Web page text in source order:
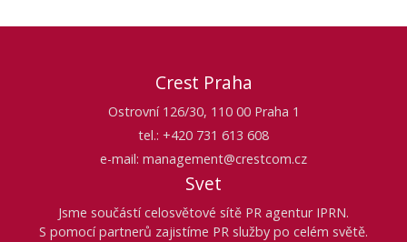
Crest Praha
Ostrovní 126/30, 110 00 Praha 1
tel.: +420 731 613 608
e-mail: management@crestcom.cz
Svet
Jsme součástí celosvětové sítě PR agentur IPRN.
S pomocí partnerů zajistíme PR služby po celém světě.